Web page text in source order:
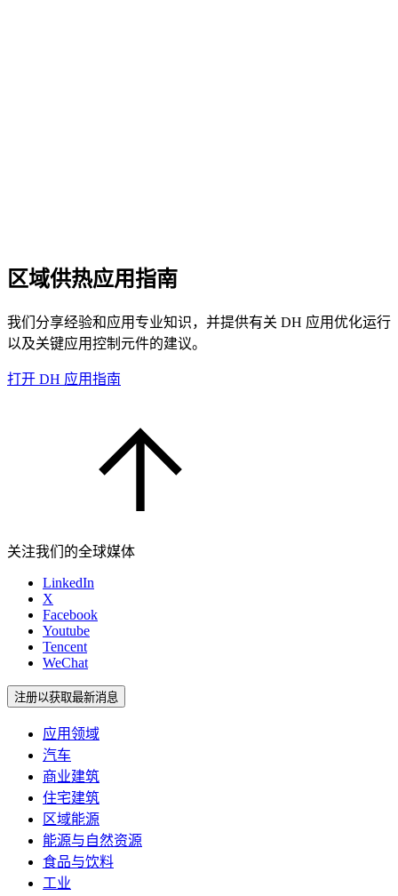
区域供热应用指南
我们分享经验和应用专业知识，并提供有关 DH 应用优化运行
以及关键应用控制元件的建议。
打开 DH 应用指南
关注我们的全球媒体
LinkedIn
X
Facebook
Youtube
Tencent
WeChat
注册以获取最新消息
应用领域
汽车
商业建筑
住宅建筑
区域能源
能源与自然资源
食品与饮料
工业